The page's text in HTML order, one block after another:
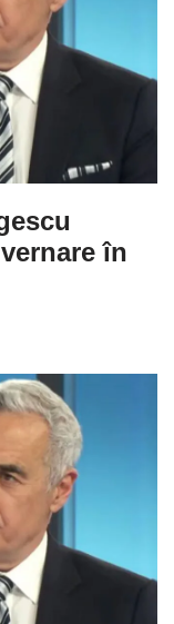
în